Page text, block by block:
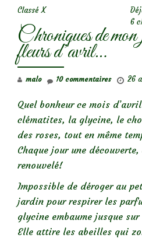
Classé X
6
Chroniques de
fleurs d’avril…
malo 26
10 commentaires
Quel bonheur ce mois
clématites, la glycine, le
des roses, tout en même
Chaque jour une
renouvelé!
Impossible de déroger au
jardin pour respirer les
glycine embaume jusque
Elle attire les abeilles qui